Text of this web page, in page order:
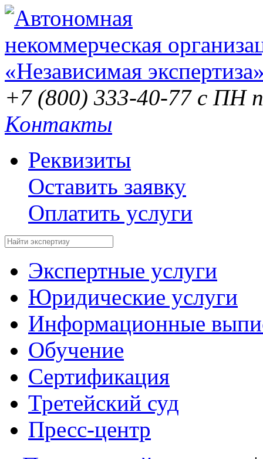
+7 (800) 333-40-77 с ПН
Контакты
Реквизиты
Оставить заявку
Оплатить услуги
Экспертные услуги
Юридические услуги
Информационные
Обучение
Сертификация
Третейский суд
Пресс-центр